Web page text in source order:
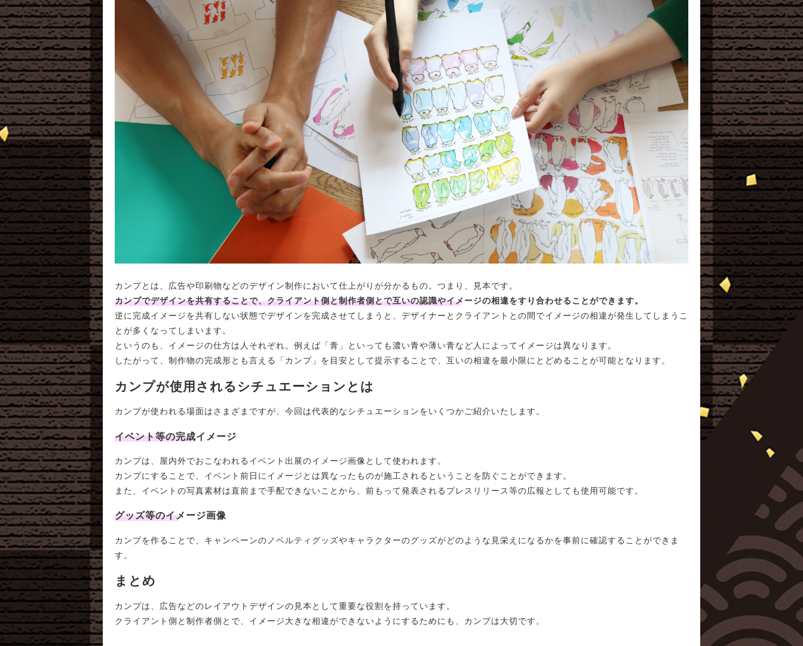
カンプとは、広告や印刷物などのデザイン制作において仕上がりが分かるもの。つまり、見本です。
カンプでデザインを共有することで、クライアント側と制作者側とで互いの認識やイメージの相違をすり合わせることができます。
逆に完成イメージを共有しない状態でデザインを完成させてしまうと、デザイナーとクライアントとの間でイメージの相違が発生してしまうこ
とが多くなってしまいます。
というのも、イメージの仕方は人それぞれ。例えば「青」といっても濃い青や薄い青など人によってイメージは異なります。
したがって、制作物の完成形とも言える「カンプ」を目安として提示することで、互いの相違を最小限にとどめることが可能となります。
カンプが使用されるシチュエーションとは
カンプが使われる場面はさまざまですが、今回は代表的なシチュエーションをいくつかご紹介いたします。
イベント等の完成イメージ
カンプは、屋内外でおこなわれるイベント出展のイメージ画像として使われます。
カンプにすることで、イベント前日にイメージとは異なったものが施工されるということを防ぐことができます。
また、イベントの写真素材は直前まで手配できないことから、前もって発表されるプレスリリース等の広報としても使用可能です。
グッズ等のイメージ画像
カンプを作ることで、キャンペーンのノベルティグッズやキャラクターのグッズがどのような見栄えになるかを事前に確認することができま
す。
まとめ
カンプは、広告などのレイアウトデザインの見本として重要な役割を持っています。
クライアント側と制作者側とで、イメージ大きな相違ができないようにするためにも、カンプは大切です。